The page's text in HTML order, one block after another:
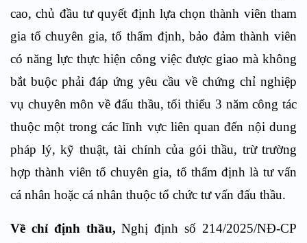
cao, chủ đầu tư quyết định lựa chọn thành viên tham
gia tổ chuyên gia, tổ thẩm định, bảo đảm thành viên
có năng lực thực hiện công việc được giao mà không
bắt buộc phải đáp ứng yêu cầu về chứng chỉ nghiệp
vụ chuyên môn về đấu thầu, tối thiểu 3 năm công tác
thuộc một trong các lĩnh vực liên quan đến nội dung
pháp lý, kỹ thuật, tài chính của gói thầu, trừ trường
hợp thành viên tổ chuyên gia, tổ thẩm định là tư vấn
cá nhân hoặc cá nhân thuộc tổ chức tư vấn đấu thầu.
Về chỉ định thầu,Nghị định số 214/2025/NĐ-CP